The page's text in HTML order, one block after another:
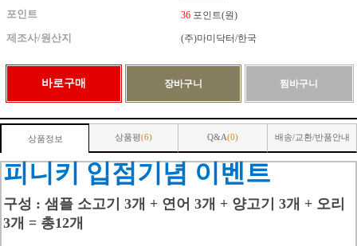
포인트 36포인트(원)
제조사/원산지 (주)마미닥터/한국
상품정보 상품평(6) Q&A(0) 배송/교환/반품안내
피니키 입점기념 이벤트
구성 : 샘플 소고기 3개 + 연어 3개 + 양고기 3개 + 오리
3개 = 총12개